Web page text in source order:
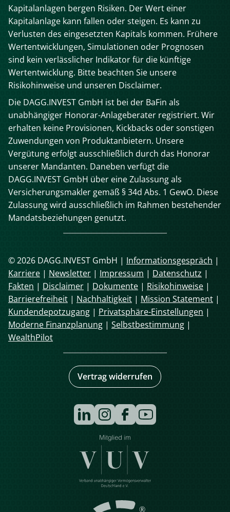
Kapitalanlagen bergen Risiken. Der Wert einer
Kapitalanlage kann fallen oder steigen. Es kann zu
Verlusten des eingesetzten Kapitals kommen. Frühere
Wertentwicklungen, Simulationen oder Prognosen
sind kein verlässlicher Indikator für die künftige
Wertentwicklung. Bitte beachten Sie unsere
Risikohinweise und unseren Disclaimer.
Die DAGG.INVEST GmbH ist bei der BaFin als
unabhängiger Honorar-Anlageberater registriert. Wir
erhalten keine Provisionen, Kickbacks oder sonstigen
Zuwendungen von Produktanbietern. Unsere
Vergütung erfolgt ausschließlich durch das Honorar
unserer Mandanten. Daneben verfügt die
DAGG.INVEST GmbH über eine Zulassung als
Versicherungsmakler gemäß § 34d Abs. 1 GewO. Diese
Zulassung wird ausschließlich im Rahmen bestehender
Mandatsbeziehungen genutzt.
© 2026 DAGG.INVEST GmbH | Informationsgespräch |
Karriere | Newsletter | Impressum | Datenschutz |
Fakten | Disclaimer | Dokumente | Risikohinweise |
Barrierefreiheit | Nachhaltigkeit | Mission Statement |
Kundendepotzugang | Privatsphäre-Einstellungen |
Moderne Finanzplanung | Selbstbestimmung |
WealthPilot
Vertrag widerrufen
Navigation
überspringen